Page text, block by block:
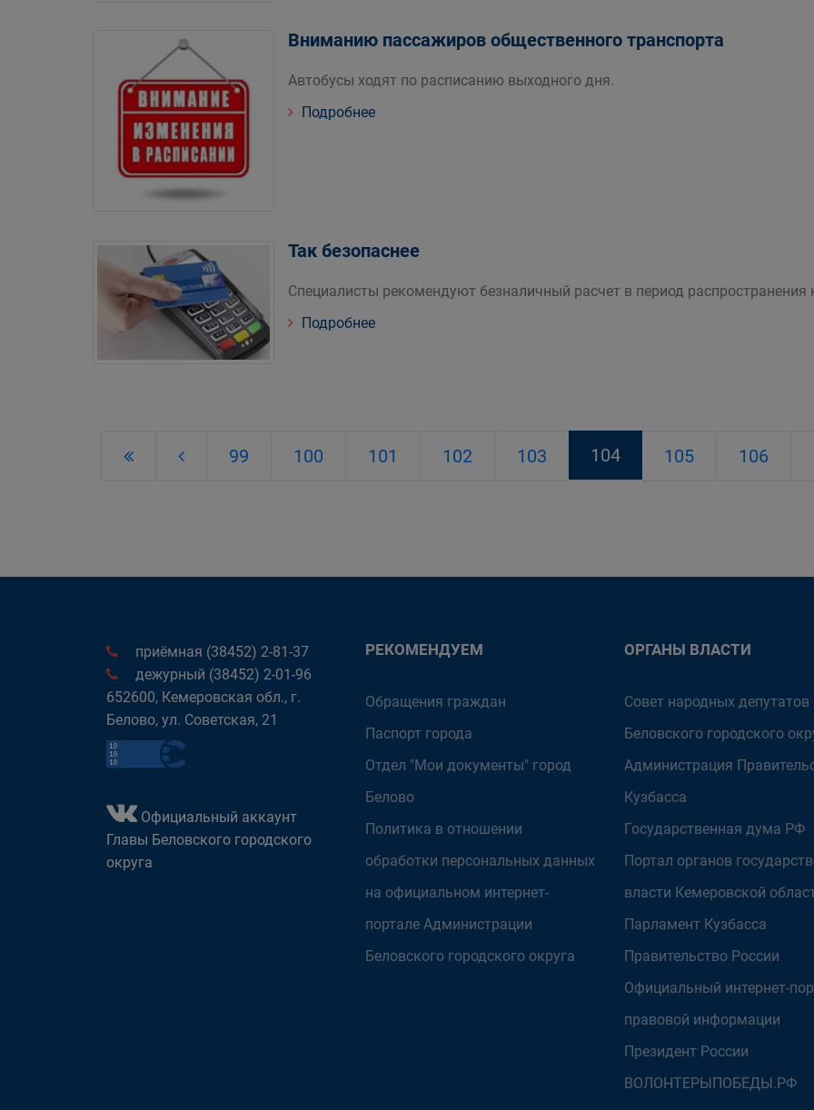
Вниманию пассажиров общественного транспорта
Автобусы ходят по расписанию выходного дня.
Подробнее
Так безопаснее
Специалисты рекомендуют безналичный расчет в период распространения
Подробнее
99 100 101 102 103 104 105 106
приёмная (38452) 2-81-37
дежурный (38452) 2-01-96
652600, Кемеровская обл., г.
Белово, ул. Советская, 21
Официальный аккаунт
Главы Беловского городского
округа
РЕКОМЕНДУЕМ
Обращения граждан
Паспорт города
Отдел "Мои документы" город
Белово
Политика в отношении
обработки персональных данных
на официальном интернет-
портале Администрации
Беловского городского округа
ОРГАНЫ ВЛАСТИ
Совет народных депутатов
Беловского городского
Администрация
Кузбасса
Государственная дума РФ
Портал органов
власти Кемеровской
Парламент Кузбасса
Правительство России
Официальный интернет-
правовой информации
Президент России
ВОЛОНТЕРЫПОБЕДЫ.РФ